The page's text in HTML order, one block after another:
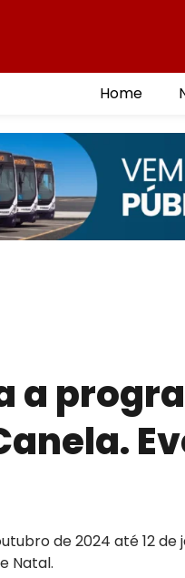
Home
a
de 2024 até 12
Natal.